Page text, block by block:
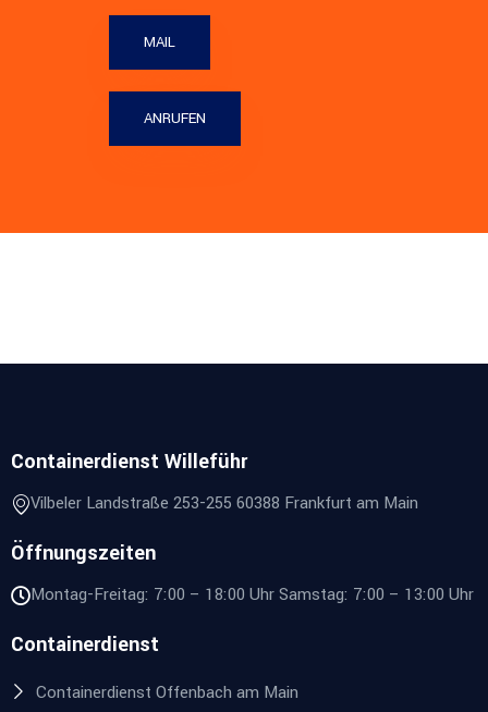
MAIL
ANRUFEN
Containerdienst Willeführ
Vilbeler Landstraße 253-255 60388 Frankfurt am Main
Öffnungszeiten
Montag-Freitag: 7:00 – 18:00 Uhr Samstag: 7:00 – 13:00 Uhr
Containerdienst
Containerdienst Offenbach am Main